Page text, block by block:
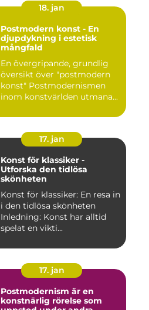
18. jan
Postmodern konst - En
djupdykning i estetisk
mångfald
En övergripande, grundlig
översikt över "postmodern
konst" Postmodernismen
inom konstvärlden utmana...
17. jan
Konst för klassiker -
Utforska den tidlösa
skönheten
Konst för klassiker: En resa in
i den tidlösa skönheten
Inledning: Konst har alltid
spelat en vikti...
17. jan
Postmodernism är en
konstnärlig rörelse som